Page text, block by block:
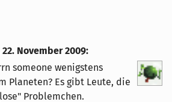
November 2009:
someone wenigstens
Planeten? Es gibt Leute, die
Problemchen.